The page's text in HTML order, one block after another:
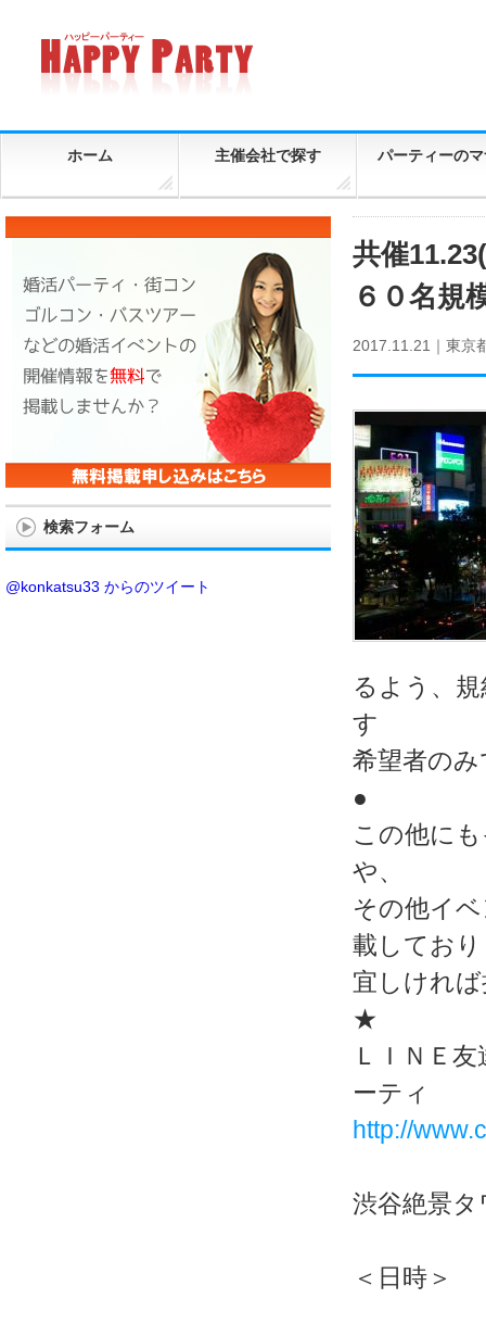
ホーム 主催会社で探す パーティーの
共催
６０名規
2017.11.21｜ 東京
るよう、
す
希望者の
●
この他に
や、
その他イ
載してお
宜しけれ
★
ＬＩＮＥ
ーティ
http://
渋谷絶景
＜日時＞
検索フォーム
@konkatsu33 からのツイート